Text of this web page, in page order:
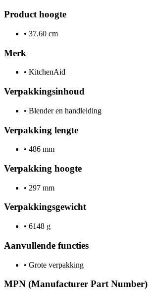
Product hoogte
• 37.60 cm
Merk
• KitchenAid
Verpakkingsinhoud
• Blender en handleiding
Verpakking lengte
• 486 mm
Verpakking hoogte
• 297 mm
Verpakkingsgewicht
• 6148 g
Aanvullende functies
• Grote verpakking
MPN (Manufacturer Part Number)